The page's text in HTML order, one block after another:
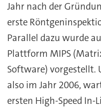
Jahr nach der
erste
Parallel dazu wurde
Plattform MIPS
Software) vorgestellt.
also im Jahr 2006,
ersten High-Speed In-